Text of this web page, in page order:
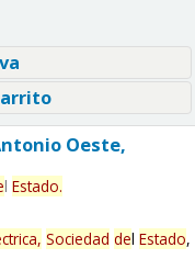
Oeste,
l Estado.
Sociedad del Estado,